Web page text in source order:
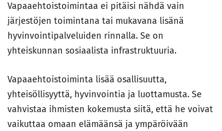
Vapaaehtoistoimintaa ei pitäisi nähdä vain
järjestöjen toimintana tai mukavana lisänä
hyvinvointipalveluiden rinnalla. Se on
yhteiskunnan sosiaalista infrastruktuuria.
Vapaaehtoistoiminta lisää osallisuutta,
yhteisöllisyyttä, hyvinvointia ja luottamusta. Se
vahvistaa ihmisten kokemusta siitä, että he voivat
vaikuttaa omaan elämäänsä ja ympäröivään